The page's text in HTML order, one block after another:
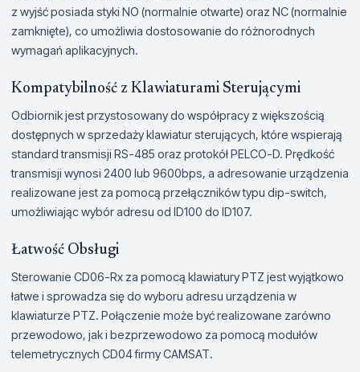
z wyjść posiada styki NO (normalnie otwarte) oraz NC (normalnie
zamknięte), co umożliwia dostosowanie do różnorodnych
wymagań aplikacyjnych.
Kompatybilność z Klawiaturami Sterującymi
Odbiornik jest przystosowany do współpracy z większością
dostępnych w sprzedaży klawiatur sterujących, które wspierają
standard transmisji RS-485 oraz protokół PELCO-D. Prędkość
transmisji wynosi 2400 lub 9600bps, a adresowanie urządzenia
realizowane jest za pomocą przełączników typu dip-switch,
umożliwiając wybór adresu od ID100 do ID107.
Łatwość Obsługi
Sterowanie CD06-Rx za pomocą klawiatury PTZ jest wyjątkowo
łatwe i sprowadza się do wyboru adresu urządzenia w
klawiaturze PTZ. Połączenie może być realizowane zarówno
przewodowo, jak i bezprzewodowo za pomocą modułów
telemetrycznych CD04 firmy CAMSAT.